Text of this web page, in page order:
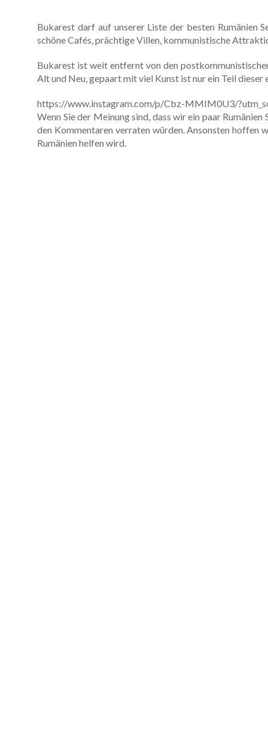
Bukarest darf auf unserer Liste der besten Rumänien
schöne Cafés, prächtige Villen, kommunistische
Bukarest ist weit entfernt von den
Alt und Neu, gepaart mit viel Kunst ist nur ein Teil
https://www.instagram.com/p/Cbz-MMIM0U3/
Wenn Sie der Meinung sind, dass wir ein paar
den Kommentaren verraten würden. Ansonsten hoffen
Rumänien helfen wird.